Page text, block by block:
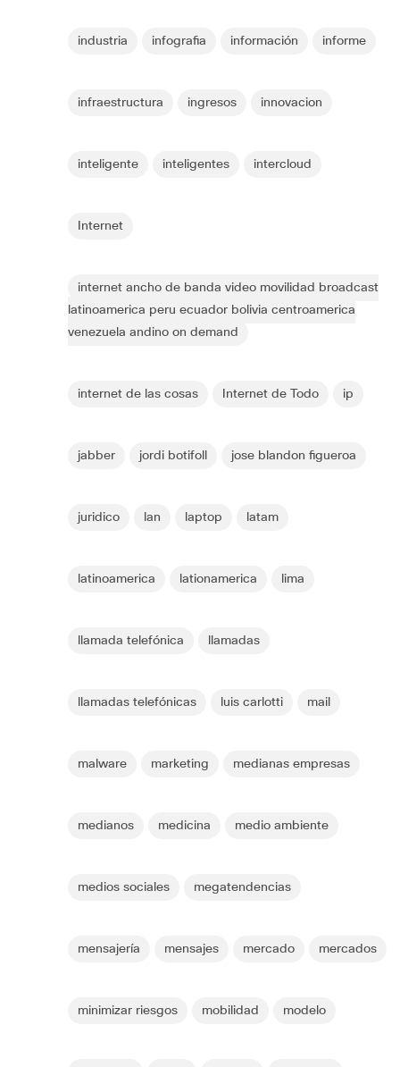
industria infografia información informe
infraestructura ingresos innovacion
inteligente inteligentes intercloud
Internet
internet ancho de banda video movilidad broadcast
latinoamerica peru ecuador bolivia centroamerica
venezuela andino on demand
internet de las cosas Internet de Todo ip
jabber jordi botifoll jose blandon figueroa
juridico lan laptop latam
latinoamerica lationamerica lima
llamada telefónica llamadas
llamadas telefónicas luis carlotti mail
malware marketing medianas empresas
medianos medicina medio ambiente
medios sociales megatendencias
mensajería mensajes mercado mercados
minimizar riesgos mobilidad modelo